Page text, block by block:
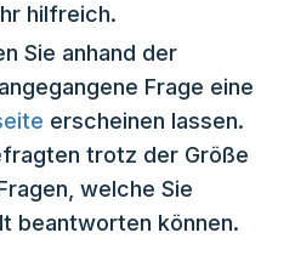
hilfreich.
Sie anhand der
Frage eine
erscheinen lassen.
trotz der Größe
welche Sie
beantworten können.